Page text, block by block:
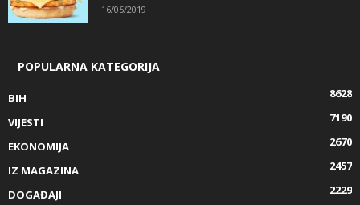
16/05/2019
POPULARNA KATEGORIJA
BIH
8628
VIJESTI
7190
EKONOMIJA
2670
IZ MAGAZINA
2457
DOGAĐAJI
2229